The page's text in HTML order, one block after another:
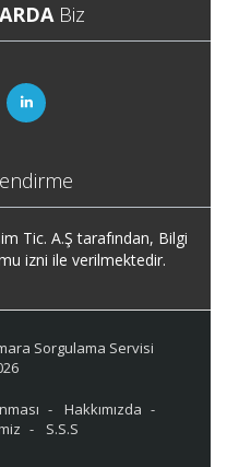
Biz
Tic. A.Ş tarafından, Bilgi
izni ile verilmektedir.
Sorgulama Servisi
Hakkımızda
S.S.S